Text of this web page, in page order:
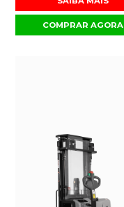
COMPRAR AGORA